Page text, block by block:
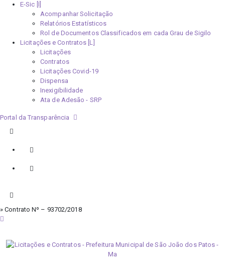
E-Sic [I]
Acompanhar Solicitação
Relatórios Estatísticos
Rol de Documentos Classificados em cada Grau de Sigilo
Licitações e Contratos [L]
Licitações
Contratos
Licitações Covid-19
Dispensa
Inexigibilidade
Ata de Adesão - SRP
Portal da Transparência
» Contrato Nº – 93702/2018